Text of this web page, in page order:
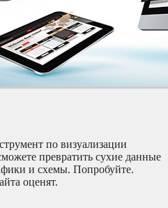
по визуализации
превратить сухие данные
и схемы. Попробуйте.
оценят.